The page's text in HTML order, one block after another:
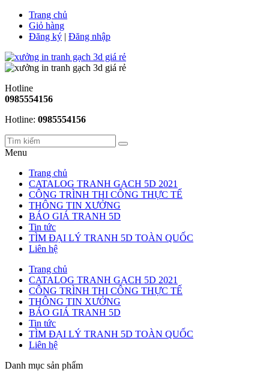
Trang chủ
Giỏ hàng
Đăng ký | Đăng nhập
Hotline
0985554156
Hotline: 0985554156
Menu
Trang chủ
CATALOG TRANH GẠCH 5D 2021
CÔNG TRÌNH THI CÔNG THỰC TẾ
THÔNG TIN XƯỞNG
BÁO GIÁ TRANH 5D
Tin tức
TÌM ĐẠI LÝ TRANH 5D TOÀN QUỐC
Liên hệ
Trang chủ
CATALOG TRANH GẠCH 5D 2021
CÔNG TRÌNH THI CÔNG THỰC TẾ
THÔNG TIN XƯỞNG
BÁO GIÁ TRANH 5D
Tin tức
TÌM ĐẠI LÝ TRANH 5D TOÀN QUỐC
Liên hệ
Danh mục sản phẩm